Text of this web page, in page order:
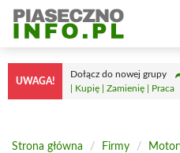
Przejdź
treści
UWAGA!
Dołącz do nowej grupy
| Kupię | Zamienię | Praca
Strona główna / Firmy /